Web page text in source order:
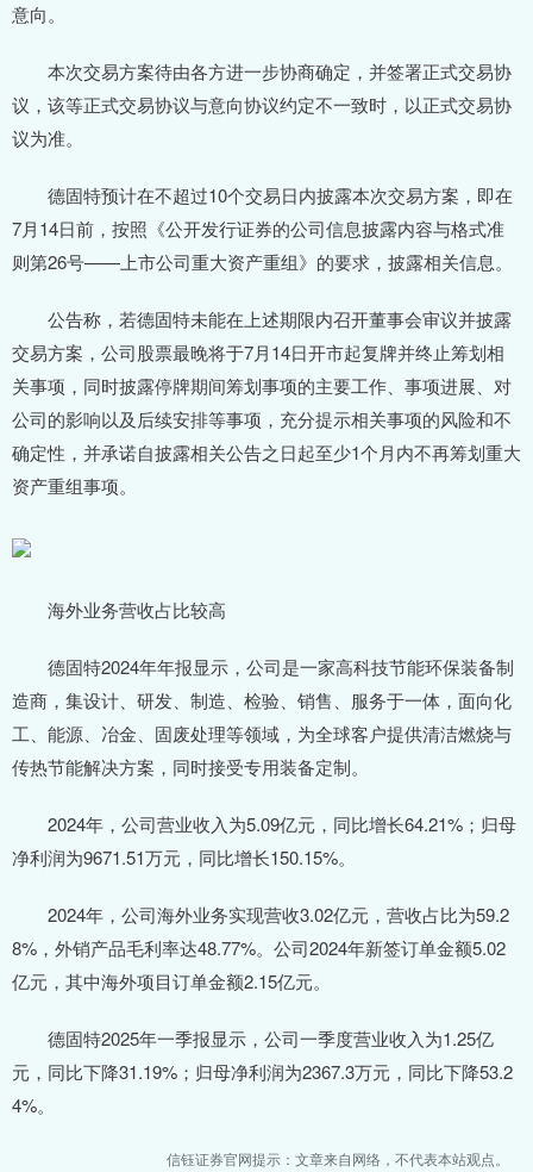
意向。
本次交易方案待由各方进一步协商确定，并签署正式交易协
议，该等正式交易协议与意向协议约定不一致时，以正式交易协
议为准。
德固特预计在不超过10个交易日内披露本次交易方案，即在
7月14日前，按照《公开发行证券的公司信息披露内容与格式准
则第26号——上市公司重大资产重组》的要求，披露相关信息。
公告称，若德固特未能在上述期限内召开董事会审议并披露
交易方案，公司股票最晚将于7月14日开市起复牌并终止筹划相
关事项，同时披露停牌期间筹划事项的主要工作、事项进展、对
公司的影响以及后续安排等事项，充分提示相关事项的风险和不
确定性，并承诺自披露相关公告之日起至少1个月内不再筹划重大
资产重组事项。
海外业务营收占比较高
德固特2024年年报显示，公司是一家高科技节能环保装备制
造商，集设计、研发、制造、检验、销售、服务于一体，面向化
工、能源、冶金、固废处理等领域，为全球客户提供清洁燃烧与
传热节能解决方案，同时接受专用装备定制。
2024年，公司营业收入为5.09亿元，同比增长64.21%；归母
净利润为9671.51万元，同比增长150.15%。
2024年，公司海外业务实现营收3.02亿元，营收占比为59.2
8%，外销产品毛利率达48.77%。公司2024年新签订单金额5.02
亿元，其中海外项目订单金额2.15亿元。
德固特2025年一季报显示，公司一季度营业收入为1.25亿
元，同比下降31.19%；归母净利润为2367.3万元，同比下降53.2
4%。
信钰证券官网提示：文章来自网络，不代表本站观点。